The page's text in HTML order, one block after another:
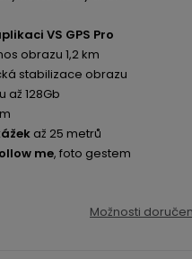
VS GPS Pro
obrazu 1,2 km
stabilizace obrazu
až 128Gb
až 25 metrů
me, foto gestem
Možnosti